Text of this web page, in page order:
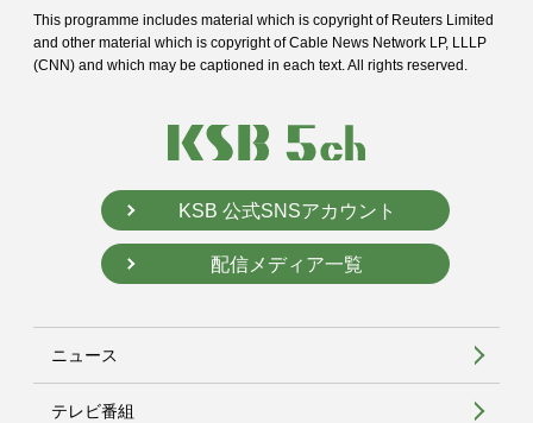
This programme includes material which is copyright of Reuters Limited
and other material which is copyright of Cable News Network LP, LLLP
(CNN) and which may be captioned in each text. All rights reserved.
KSB 公式SNSアカウント
配信メディア一覧
ニュース
テレビ番組